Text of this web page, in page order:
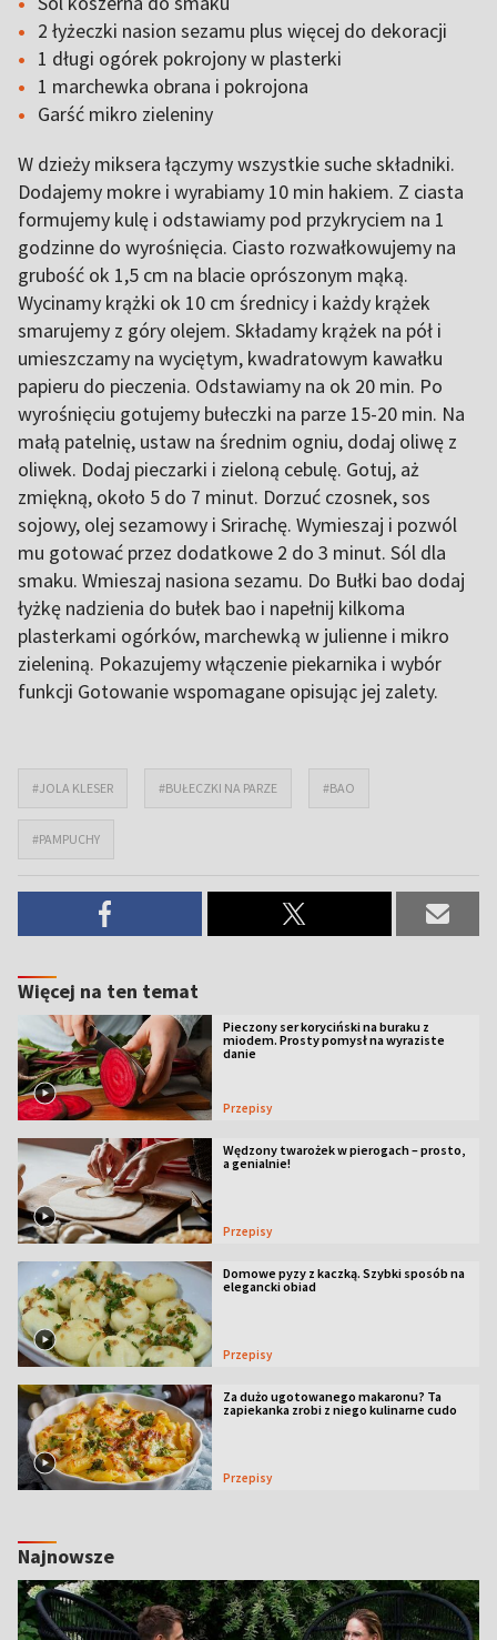
2 łyżeczki nasion sezamu plus więcej do dekoracji
1 długi ogórek pokrojony w plasterki
1 marchewka obrana i pokrojona
Garść mikro zieleniny
W dzieży miksera łączymy wszystkie suche składniki.
Dodajemy mokre i wyrabiamy 10 min hakiem. Z ciasta
formujemy kulę i odstawiamy pod przykryciem na 1
godzinne do wyrośnięcia. Ciasto rozwałkowujemy na
grubość ok 1,5 cm na blacie oprószonym mąką.
Wycinamy krążki ok 10 cm średnicy i każdy krążek
smarujemy z góry olejem. Składamy krążek na pół i
umieszczamy na wyciętym, kwadratowym kawałku
papieru do pieczenia. Odstawiamy na ok 20 min. Po
wyrośnięciu gotujemy bułeczki na parze 15-20 min. Na
małą patelnię, ustaw na średnim ogniu, dodaj oliwę z
oliwek. Dodaj pieczarki i zieloną cebulę. Gotuj, aż
zmiękną, około 5 do 7 minut. Dorzuć czosnek, sos
sojowy, olej sezamowy i Srirachę. Wymieszaj i pozwól
mu gotować przez dodatkowe 2 do 3 minut. Sól dla
smaku. Wmieszaj nasiona sezamu. Do Bułki bao dodaj
łyżkę nadzienia do bułek bao i napełnij kilkoma
plasterkami ogórków, marchewką w julienne i mikro
zieleniną. Pokazujemy włączenie piekarnika i wybór
funkcji Gotowanie wspomagane opisując jej zalety.
#JOLA KLESER #BUŁECZKI NA PARZE #BAO
#PAMPUCHY
Więcej na ten temat
Pieczony ser koryciński na buraku z
miodem. Prosty pomysł na wyraziste
danie
Przepisy
Wędzony twarożek w pierogach – prosto,
a genialnie!
Przepisy
Domowe pyzy z kaczką. Szybki sposób na
elegancki obiad
Przepisy
Za dużo ugotowanego makaronu? Ta
zapiekanka zrobi z niego kulinarne cudo
Przepisy
Najnowsze